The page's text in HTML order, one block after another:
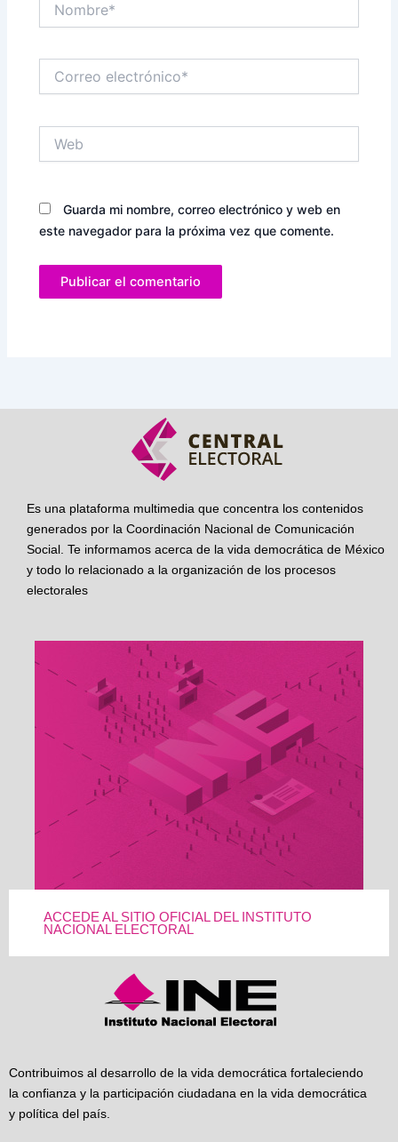
electrónico*
Guarda mi nombre, correo electrónico y web en
este navegador para la próxima vez que comente.
Es una plataforma multimedia que concentra los contenidos
generados por la Coordinación Nacional de Comunicación
Social. Te informamos acerca de la vida democrática de México
y todo lo relacionado a la organización de los procesos
electorales
ACCEDE AL SITIO OFICIAL DEL INSTITUTO
NACIONAL ELECTORAL
Contribuimos al desarrollo de la vida democrática fortaleciendo
la confianza y la participación ciudadana en la vida democrática
y política del país.